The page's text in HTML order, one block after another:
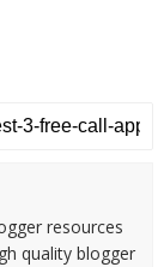
resources
quality blogger